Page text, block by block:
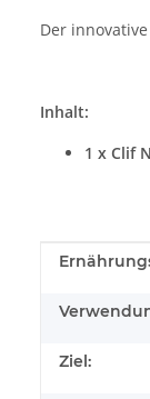
Der
Inhalt:
1 x Clif
Wert
Ziel: